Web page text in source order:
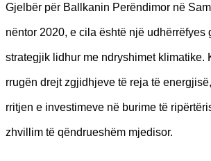
Gjelbër për Ballkanin Perëndimor në
nëntor 2020, e cila është një udhërrëfyes
strategjik lidhur me ndryshimet klimatike.
rrugën drejt zgjidhjeve të reja të
rritjen e investimeve në burime të
zhvillim të qëndrueshëm mjedisor.